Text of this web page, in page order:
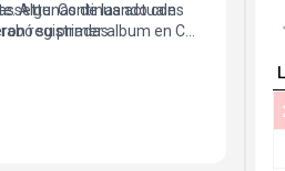
Algunas de las actuales
registradas
Continuando con
su primer album en CD
de forma
y editado por la
ensayan en el barrio de